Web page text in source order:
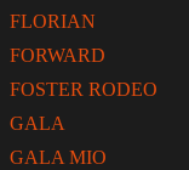
FLORIAN
FORWARD
FOSTER RODEO
GALA
GALA MIO